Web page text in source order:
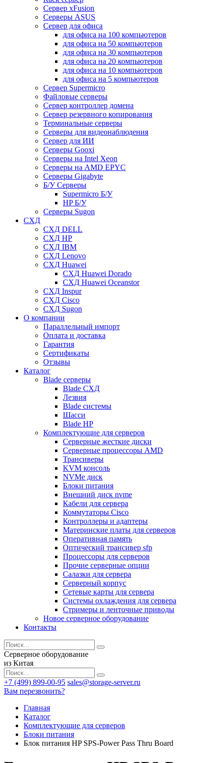
Сервер xFusion
Серверы ASUS
Сервер для офиса
для офиса на 100 компьютеров
для офиса на 50 компьютеров
для офиса на 30 компьютеров
для офиса на 20 компьютеров
для офиса на 10 компьютеров
для офиса на 5 компьютеров
Сервер Supermicro
Файловые серверы
Сервер контроллер домена
Сервер резервного копирования
Терминальные серверы
Серверы для видеонаблюдения
Сервер для ИИ
Серверы Gooxi
Серверы на Intel Xeon
Серверы на AMD EPYC
Серверы Gigabyte
Б/У Серверы
Supermicro Б/У
HP Б/У
Серверы Sugon
СХД
СХД DELL
СХД HP
СХД IBM
СХД Lenovo
СХД Huawei
СХД Huawei Dorado
СХД Huawei Oceanstor
СХД Inspur
СХД Cisco
СХД Sugon
О компании
Параллельный импорт
Оплата и доставка
Гарантия
Сертификаты
Отзывы
Каталог
Blade серверы
Blade СХД
Лезвия
Blade системы
Шасси
Blade HP
Комплектующие для серверов
Серверные жесткие диски
Серверные процессоры AMD
Трансиверы
KVM консоль
NVMe диск
Блоки питания
Внешний диск nvme
Кабели для сервера
Коммутаторы Cisco
Контроллеры и адаптеры
Материнские платы для серверов
Оперативная память
Оптический трансивер sfp
Процессоры для серверов
Прочие серверные опции
Салазки для сервера
Серверный корпус
Сетевые карты для сервера
Системы охлаждения для сервера
Стримеры и ленточные приводы
Новое серверное оборудование
Контакты
Серверное оборудование
из Китая
+7 (499) 899-00-95 sales@storage-server.ru
Вам перезвонить?
Главная
Каталог
Комплектующие для серверов
Блоки питания
Блок питания HP SPS-Power Pass Thru Board